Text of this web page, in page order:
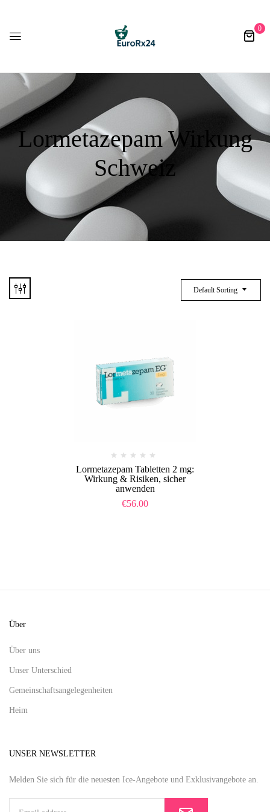
0
Lormetazepam Wirkung
Schweiz
Default Sorting
Lormetazepam Tabletten 2 mg:
Wirkung & Risiken, sicher
anwenden
€56.00
Über
Über uns
Unser Unterschied
Gemeinschaftsangelegenheiten
Heim
UNSER NEWSLETTER
Melden Sie sich für die neuesten Ice-Angebote und Exklusivangebote an.